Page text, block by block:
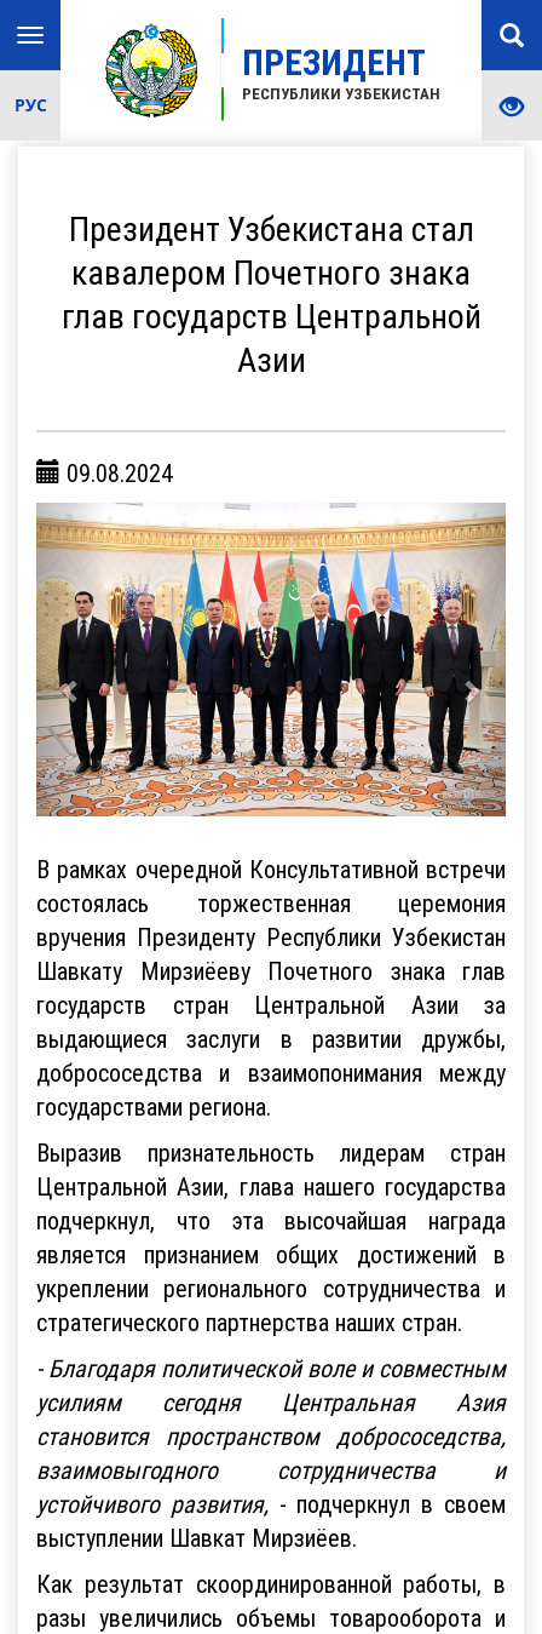
ПРЕЗИДЕНТ
РЕСПУБЛИКИ УЗБЕКИСТАН
Toggle
navigation
РУС
Президент Узбекистана стал
кавалером Почетного знака
глав государств Центральной
Азии
09.08.2024
В рамках очередной Консультативной встречи
состоялась торжественная церемония
вручения Президенту Республики Узбекистан
Шавкату Мирзиёеву Почетного знака глав
государств стран Центральной Азии за
выдающиеся заслуги в развитии дружбы,
добрососедства и взаимопонимания между
государствами региона.
Выразив признательность лидерам стран
Центральной Азии, глава нашего государства
подчеркнул, что эта высочайшая награда
является признанием общих достижений в
укреплении регионального сотрудничества и
стратегического партнерства наших стран.
- Благодаря политической воле и совместным
усилиям сегодня Центральная Азия
становится пространством добрососедства,
взаимовыгодного сотрудничества и
устойчивого развития,- подчеркнул в своем
выступлении Шавкат Мирзиёев.
Как результат скоординированной работы, в
разы увеличились объемы товарооборота и